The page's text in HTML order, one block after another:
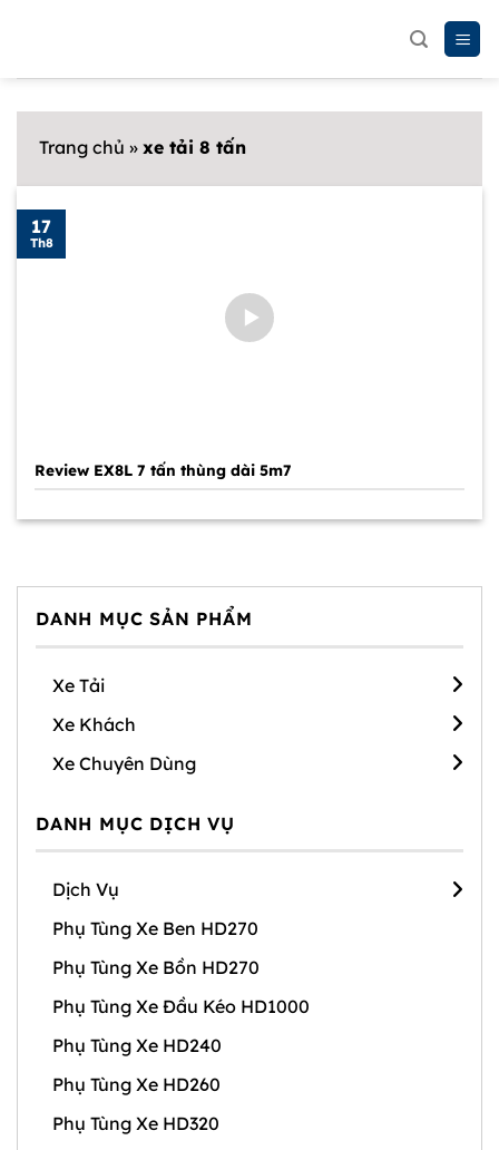
DANH MỤC SẢN PHẨM
Xe Tải
Xe Khách
Xe Chuyên Dùng
DANH MỤC DỊCH VỤ
Dịch Vụ
Phụ Tùng Xe Ben HD270
Phụ Tùng Xe Bồn HD270
Phụ Tùng Xe Đầu Kéo HD1000
Phụ Tùng Xe HD240
Phụ Tùng Xe HD260
Phụ Tùng Xe HD320
Trang chủ » xe tải 8 tấn
Review EX8L 7 tấn thùng dài 5m7
17
Th8